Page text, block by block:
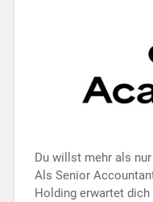
Du willst mehr als
Als Senior
Holding erwartet